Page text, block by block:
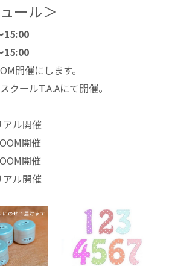
ール＞
15:00
15:00
開催にします。
クールT.A.Aにて開催。
アル開催
開催
開催
アル開催